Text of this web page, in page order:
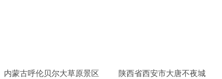
内蒙古呼伦贝尔大草原景区 陕西省西安市大唐不夜城